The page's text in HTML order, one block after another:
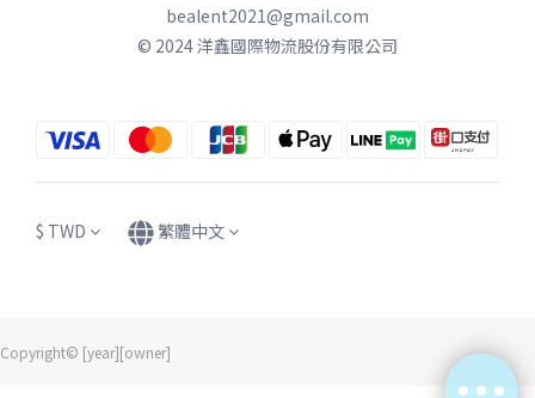
bealent2021@gmail.com
© 2024 洋鑫國際物流股份有限公司
$ TWD 繁體中文
Copyright© [year][owner]